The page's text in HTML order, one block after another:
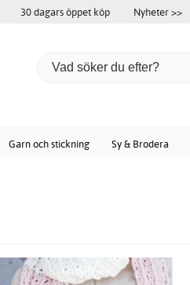
30 dagars öppet köp Nyheter >>
Garn och stickning Sy & Brodera